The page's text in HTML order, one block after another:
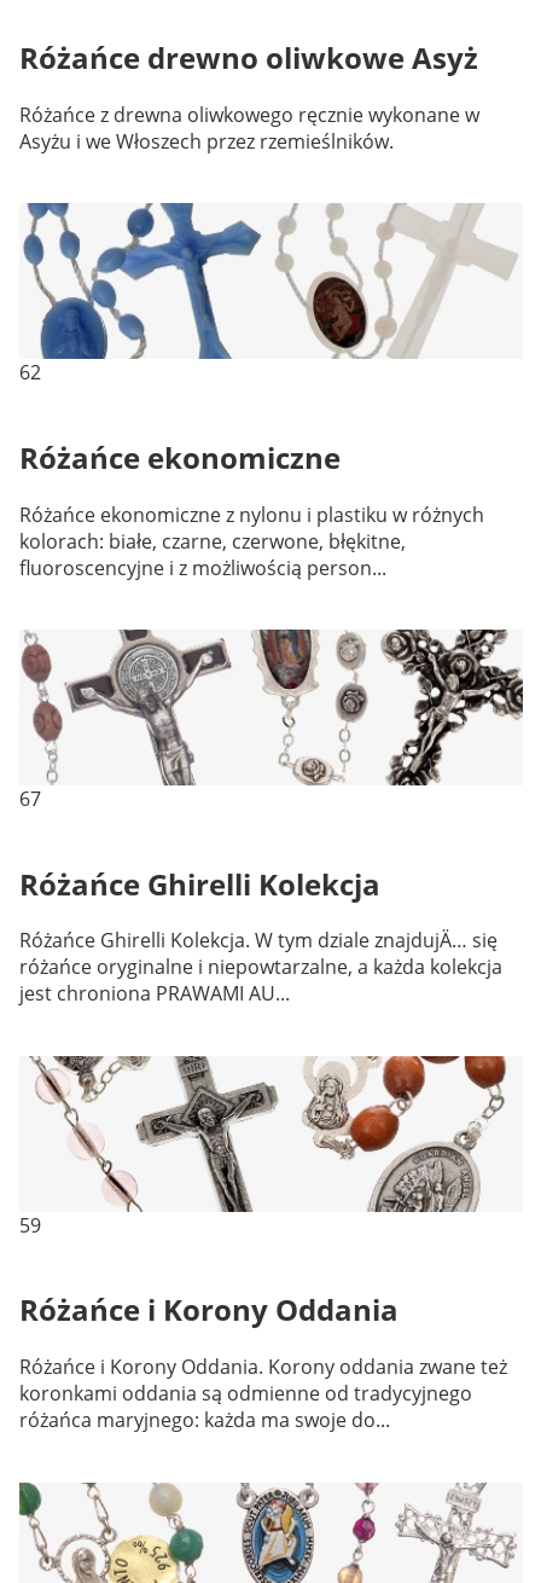
Różańce drewno oliwkowe Asyż
Różańce z drewna oliwkowego ręcznie wykonane w
Asyżu i we Włoszech przez rzemieślników.
62
Różańce ekonomiczne
Różańce ekonomiczne z nylonu i plastiku w różnych
kolorach: białe, czarne, czerwone, błękitne,
fluoroscencyjne i z możliwością person...
67
Różańce Ghirelli Kolekcja
Różańce Ghirelli Kolekcja. W tym dziale znajdujÄ… się
różańce oryginalne i niepowtarzalne, a każda kolekcja
jest chroniona PRAWAMI AU...
59
Różańce i Korony Oddania
Różańce i Korony Oddania. Korony oddania zwane też
koronkami oddania są odmienne od tradycyjnego
różańca maryjnego: każda ma swoje do...